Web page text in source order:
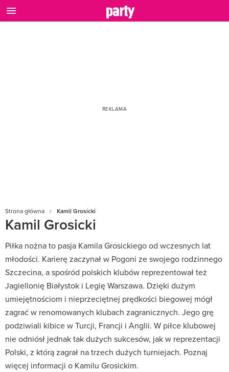
Strona główna Kamil Grosicki
Kamil Grosicki
Piłka nożna to pasja Kamila Grosickiego od wczesnych lat
młodości. Karierę zaczynał w Pogoni ze swojego rodzinnego
Szczecina, a spośród polskich klubów reprezentował też
Jagiellonię Białystok i Legię Warszawa. Dzięki dużym
umiejętnościom i nieprzeciętnej prędkości biegowej mógł
zagrać w renomowanych klubach zagranicznych. Jego grę
podziwiali kibice w Turcji, Francji i Anglii. W piłce klubowej
nie odniósł jednak tak dużych sukcesów, jak w reprezentacji
Polski, z którą zagrał na trzech dużych turniejach. Poznaj
więcej informacji o Kamilu Grosickim.